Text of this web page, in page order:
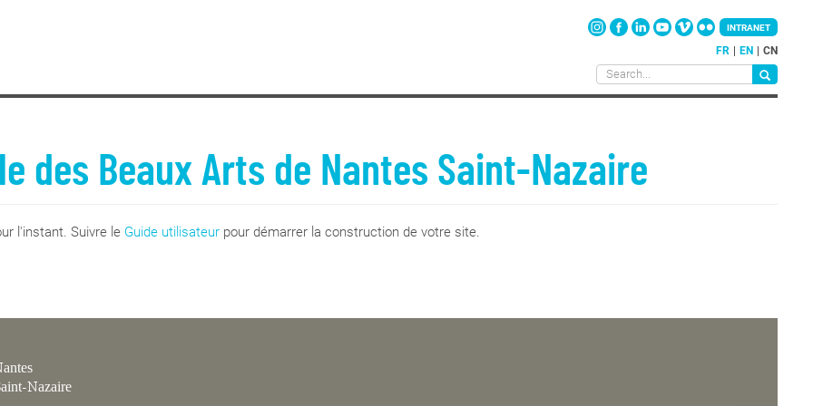
FR EN CN
INTRANET
des Beaux Arts de Nantes Saint-Nazaire
l'instant. Suivre le Guide utilisateur pour démarrer la construction de votre site.
Nazaire